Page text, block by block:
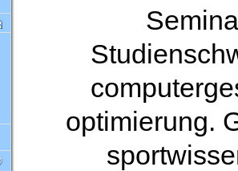
optimierung.